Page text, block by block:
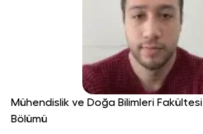
Mühendislik ve Doğa Bilimleri Fakültesi
Bölümü